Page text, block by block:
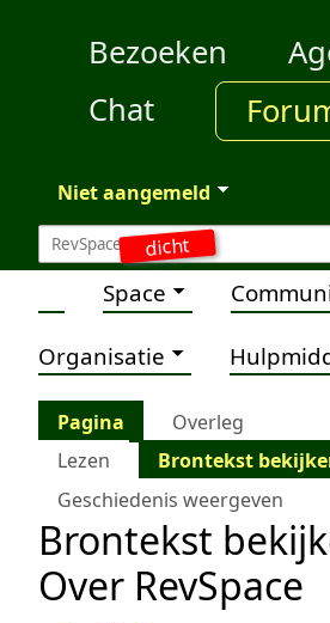
dicht
Bezoeken
Chat
Niet aangemeld
Space
Organisatie
Pagina Overleg
Lezen
Brontekst
Geschiedenis weergeven
Brontekst
Over RevSpace